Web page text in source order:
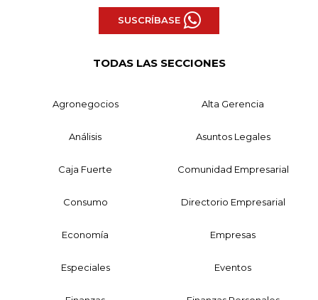
SUSCRÍBASE
TODAS LAS SECCIONES
Agronegocios Alta Gerencia
Análisis Asuntos Legales
Caja Fuerte Comunidad Empresarial
Consumo Directorio Empresarial
Economía Empresas
Especiales Eventos